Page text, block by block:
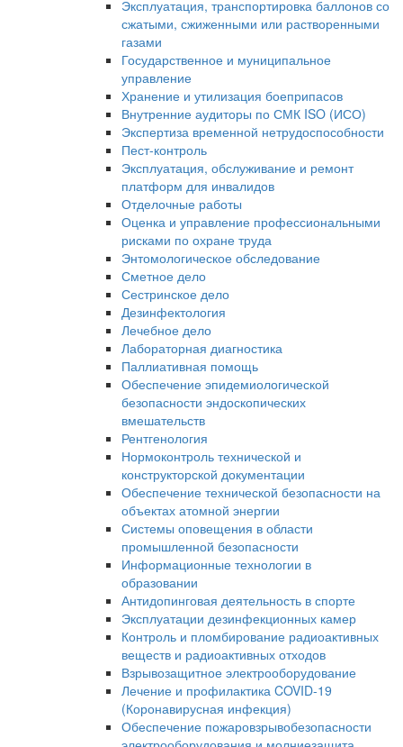
Эксплуатация, транспортировка баллонов со
сжатыми, сжиженными или растворенными
газами
Государственное и муниципальное
управление
Хранение и утилизация боеприпасов
Внутренние аудиторы по СМК ISO (ИСО)
Экспертиза временной нетрудоспособности
Пест-контроль
Эксплуатация, обслуживание и ремонт
платформ для инвалидов
Отделочные работы
Оценка и управление профессиональными
рисками по охране труда
Энтомологическое обследование
Сметное дело
Сестринское дело
Дезинфектология
Лечебное дело
Лабораторная диагностика
Паллиативная помощь
Обеспечение эпидемиологической
безопасности эндоскопических
вмешательств
Рентгенология
Нормоконтроль технической и
конструкторской документации
Обеспечение технической безопасности на
объектах атомной энергии
Системы оповещения в области
промышленной безопасности
Информационные технологии в
образовании
Антидопинговая деятельность в спорте
Эксплуатации дезинфекционных камер
Контроль и пломбирование радиоактивных
веществ и радиоактивных отходов
Взрывозащитное электрооборудование
Лечение и профилактика COVID-19
(Коронавирусная инфекция)
Обеспечение пожаровзрывобезопасности